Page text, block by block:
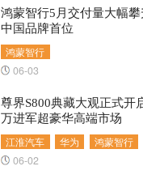
鸿蒙智行
鸿蒙智行5月交付量大幅
中国品牌首位
06-03
江淮汽车 华为 鸿蒙智行
尊界S800典藏大观正式开
万进军超豪华高端市场
06-02